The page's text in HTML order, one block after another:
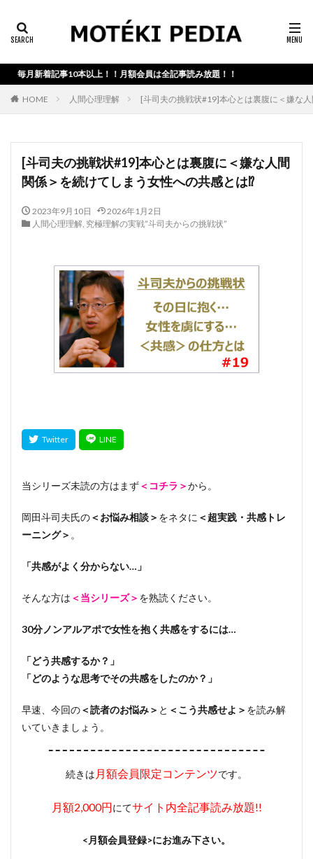
毎月新着記事10本以上！！月額会員は全記事読み放題！！
HOME 人間心理理解 [斗司夫の挑戦状#19]本心とは裏腹に＜嫌な
[斗司夫の挑戦状#19]本心とは裏腹に＜嫌な人間
関係＞を続けてしまう女性への共感とは⁉
2023年9月10日
2026年1月2日
人間心理理解, 究極理解の実戦”斗司夫からの挑戦状”
当シリーズ未読の方はまず＜コチラ＞から。
岡田斗司夫氏の＜お悩み相談＞ をネタに ＜超実践・共感トレ
ーニング＞ 。
「共感がよく分からない…」
そんな方は ＜当シリーズ＞ を熟読ください。
30分ノンアルアポで女性を抱く共感をするには…
「どう共感するか？」
「どのような思考でその共感をしたのか？」
早速、今回の＜読者のお悩み＞ と ＜こう共感せよ＞ を読み解
いていきましょう。
続きは 月額会員限定コンテンツです。
月額2,000円にてサイト内全記事読み放題!!
<月額会員登録>にお進み下さい。